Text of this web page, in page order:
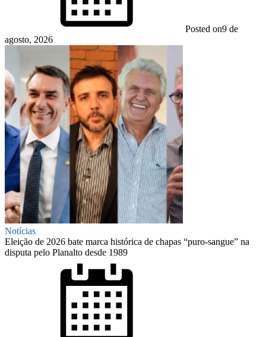
Posted on9 de
agosto, 2026
Notícias
Eleição de 2026 bate marca histórica de chapas “puro-sangue” na
disputa pelo Planalto desde 1989